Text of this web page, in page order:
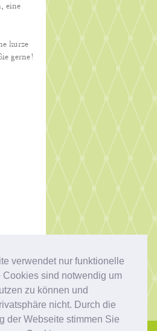
verwendet nur funktionelle
Cookies sind notwendig um
zu können und
nicht. Durch die
der Webseite stimmen Sie
eine
kurze
gerne!